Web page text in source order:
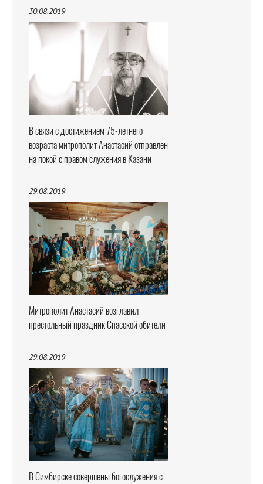
30.08.2019
В связи с достижением 75-летнего
возраста митрополит Анастасий отправлен
на покой с правом служения в Казани
29.08.2019
Митрополит Анастасий возглавил
престольный праздник Спасской обители
29.08.2019
В Симбирске совершены богослужения с